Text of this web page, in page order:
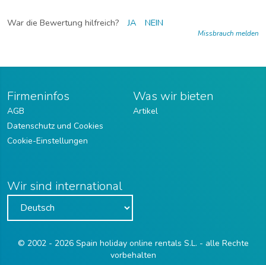
War die Bewertung hilfreich? JA NEIN
Missbrauch melden
Firmeninfos
AGB
Datenschutz und Cookies
Cookie-Einstellungen
Was wir bieten
Artikel
Wir sind international
© 2002 - 2026 Spain holiday online rentals S.L. - alle Rechte
vorbehalten